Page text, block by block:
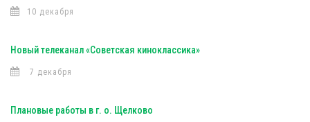
10 декабря
Новый телеканал «Советская киноклассика»
7 декабря
Плановые работы в г. о. Щелково